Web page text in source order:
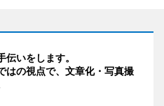
伝いをします。
はの視点で、文章化・写真撮